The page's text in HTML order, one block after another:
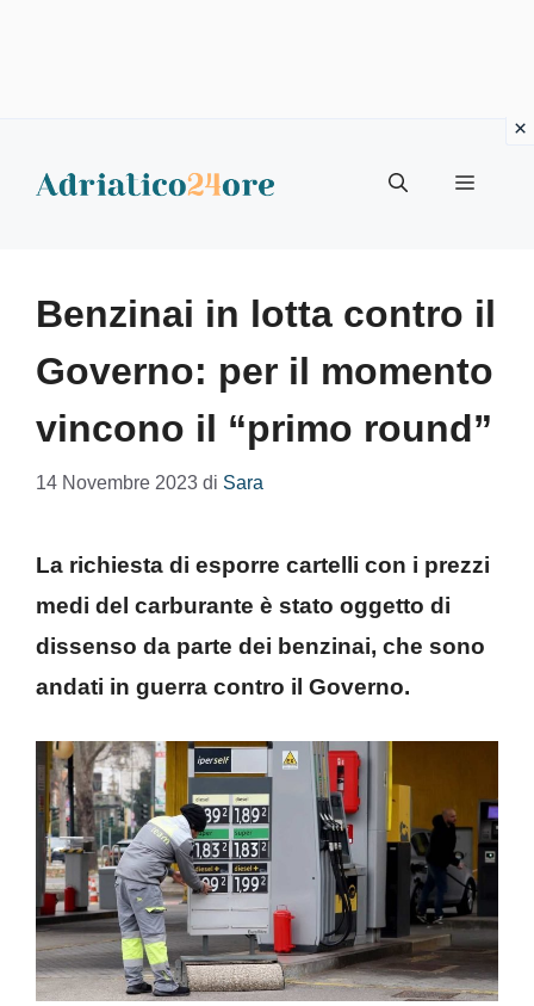
Menu
Benzinai in lotta contro il
Governo: per il momento
vincono il “primo round”
14 Novembre 2023 di Sara
La richiesta di esporre cartelli con i prezzi
medi del carburante è stato oggetto di
dissenso da parte dei benzinai, che sono
andati in guerra contro il Governo.